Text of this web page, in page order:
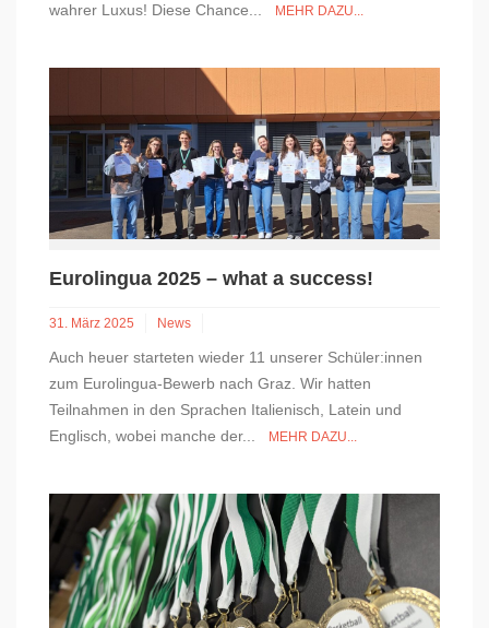
wahrer Luxus! Diese Chance...
MEHR DAZU...
Eurolingua 2025 – what a success!
31. März 2025 News
Auch heuer starteten wieder 11 unserer Schüler:innen
zum Eurolingua-Bewerb nach Graz. Wir hatten
Teilnahmen in den Sprachen Italienisch, Latein und
Englisch, wobei manche der...
MEHR DAZU...